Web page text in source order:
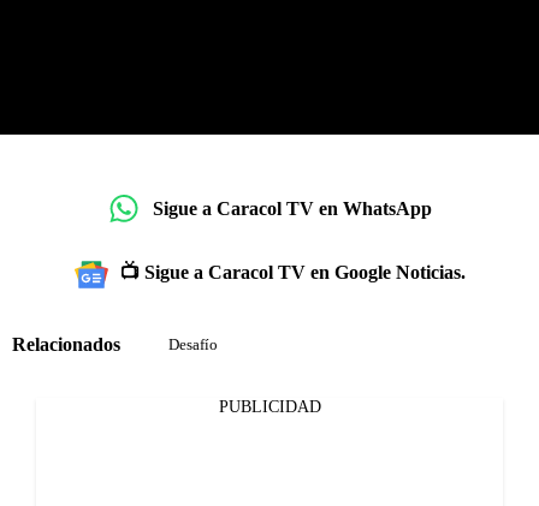
Sigue a Caracol TV en WhatsApp
📺 Sigue a Caracol TV en Google Noticias.
Relacionados Desafío
PUBLICIDAD